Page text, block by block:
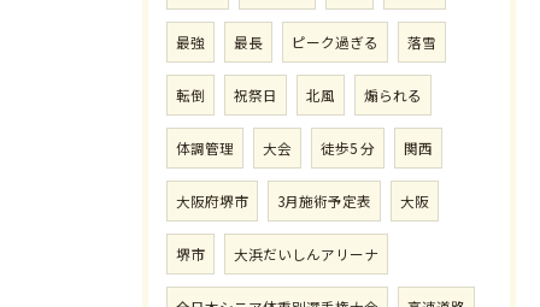
最強 最長 ピーク過ぎる 落雪
転倒 祝祭日 北風 煽られる
体調管理 大会 徒歩5 分 関西
大阪府堺市 3月施術予定表 大阪
堺市 大浜だいしんアリーナ